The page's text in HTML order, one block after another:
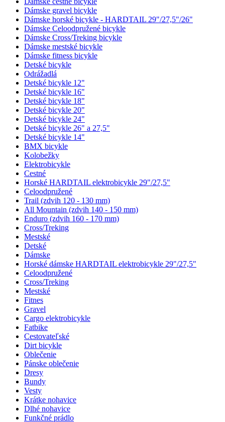
Dámske gravel bicykle
Dámske horské bicykle - HARDTAIL 29"/27,5"/26"
Dámske Celoodpružené bicykle
Dámske Cross/Treking bicykle
Dámske mestské bicykle
Dámske fitness bicykle
Detské bicykle
Odrážadlá
Detské bicykle 12"
Detské bicykle 16"
Detské bicykle 18"
Detské bicykle 20"
Detské bicykle 24"
Detské bicykle 26" a 27,5"
Detské bicykle 14"
BMX bicykle
Kolobežky
Elektrobicykle
Cestné
Horské HARDTAIL elektrobicykle 29"/27,5"
Celoodpružené
Trail (zdvih 120 - 130 mm)
All Mountain (zdvih 140 - 150 mm)
Enduro (zdvih 160 - 170 mm)
Cross/Treking
Mestské
Detské
Dámske
Horské dámske HARDTAIL elektrobicykle 29"/27,5"
Celoodpružené
Cross/Treking
Mestské
Fitnes
Gravel
Cargo elektrobicykle
Fatbike
Cestovateľské
Dirt bicykle
Oblečenie
Pánske oblečenie
Dresy
Bundy
Vesty
Krátke nohavice
Dlhé nohavice
Funkčné prádlo